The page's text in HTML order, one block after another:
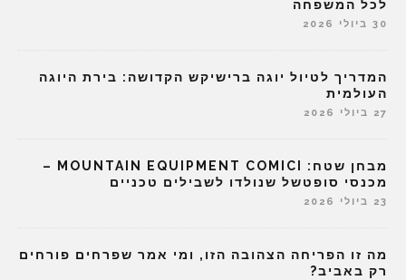
לכל המשפחה
30 ביולי 2026
המדריך לטיול יוגה ברישיקש הקדושה: בירת היוגה
העולמית
27 ביולי 2026
מבחן שטח: MOUNTAIN EQUIPMENT COMICI –
מכנסי סופטשל שנולדו לשבילים טכניים
23 ביולי 2026
מה זו הפריחה הצהובה הזו, ומי אמר שפרחים פורחים
רק באביב?